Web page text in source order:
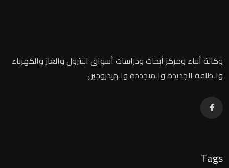
وكالة أنباء ومركز أبحاث ودراسات أسواق البترول والغاز والكهرباء
والطاقة الجديدة والمتجددة والهيدروجين
Tags